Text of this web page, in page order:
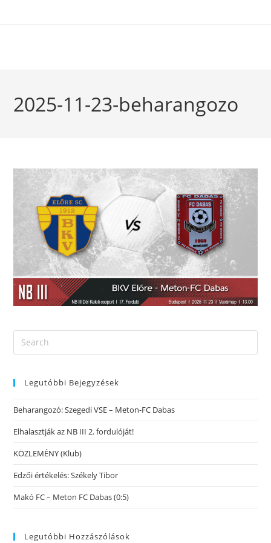
2025-11-23-beharangozo
Legutóbbi Bejegyzések
Beharangozó: Szegedi VSE – Meton-FC Dabas
Elhalasztják az NB III 2. fordulóját!
KÖZLEMÉNY (Klub)
Edzői értékelés: Székely Tibor
Makó FC – Meton FC Dabas (0:5)
Legutóbbi Hozzászólások